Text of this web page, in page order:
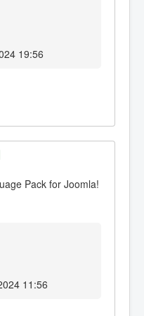
19:56
Pack for Joomla!
11:56